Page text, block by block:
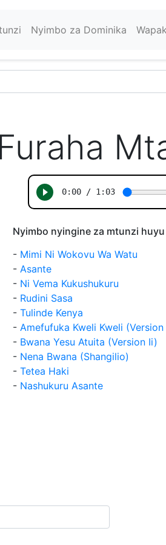
Nyimbo za Dominika
Nyimbo nyingine za mtunzi huyu
- Mimi Ni Wokovu Wa Watu
- Asante
- Ni Vema Kukushukuru
- Rudini Sasa
- Tulinde Kenya
- Amefufuka Kweli Kweli (Version
- Bwana Yesu Atuita (Version Ii)
- Nena Bwana (Shangilio)
- Tetea Haki
- Nashukuru Asante